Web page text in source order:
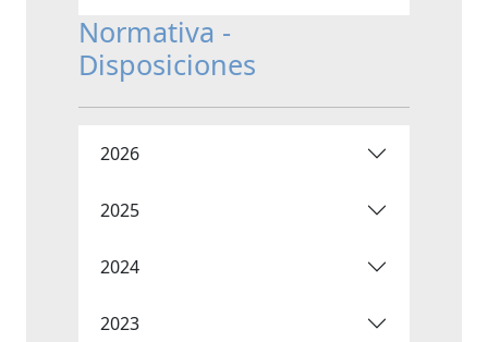
Normativa -
Disposiciones
2026
2025
2024
2023